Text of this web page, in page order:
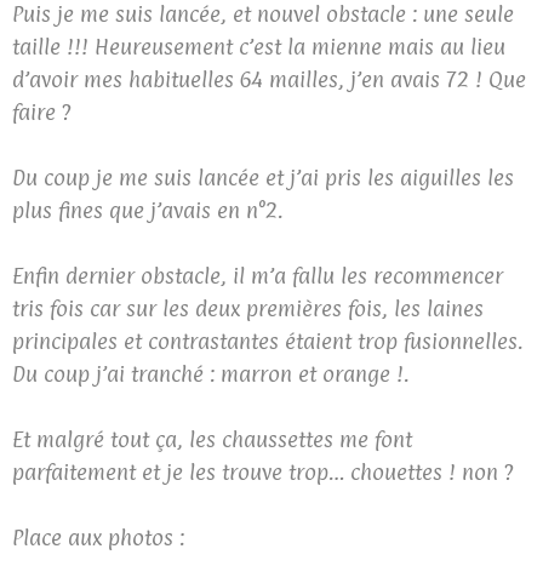
Puis je me suis lancée, et nouvel obstacle : une seule
taille !!! Heureusement c’est la mienne mais au lieu
d’avoir mes habituelles 64 mailles, j’en avais 72 ! Que
faire ?
Du coup je me suis lancée et j’ai pris les aiguilles les
plus fines que j’avais en n°2.
Enfin dernier obstacle, il m’a fallu les recommencer
tris fois car sur les deux premières fois, les laines
principales et contrastantes étaient trop fusionnelles.
Du coup j’ai tranché : marron et orange !.
Et malgré tout ça, les chaussettes me font
parfaitement et je les trouve trop… chouettes ! non ?
Place aux photos :